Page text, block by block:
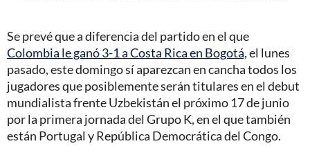
Se prevé que a diferencia del partido en el que
Colombia le ganó 3-1 a Costa Rica en Bogotá,el lunes
pasado, este domingo sí aparezcan en cancha todos los
jugadores que posiblemente serán titulares en el debut
mundialista frente Uzbekistán el próximo 17 de junio
por la primera jornada del Grupo K, en el que también
están Portugal y República Democrática del Congo.